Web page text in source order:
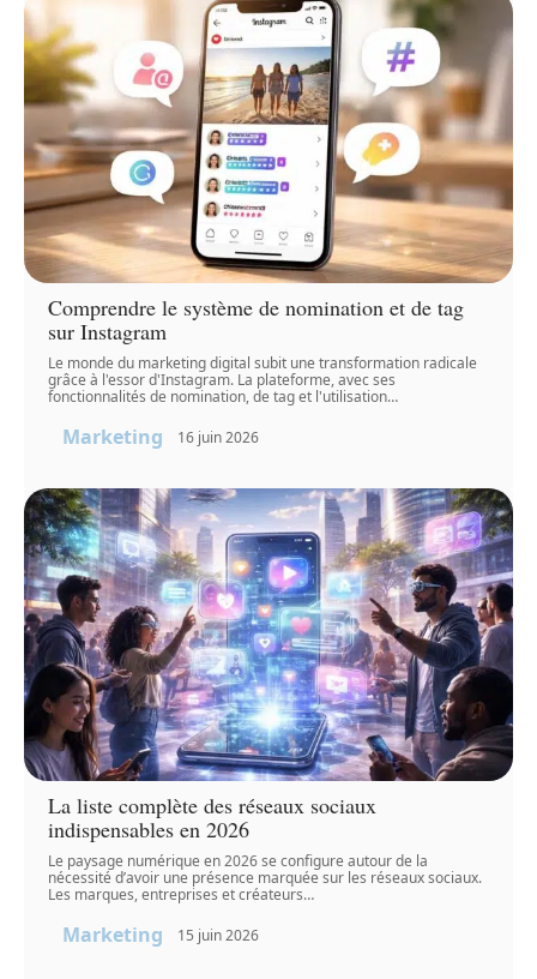
Comprendre le système de nomination et de tag
sur Instagram
Le monde du marketing digital subit une transformation radicale
grâce à l'essor d'Instagram. La plateforme, avec ses
fonctionnalités de nomination, de tag et l'utilisation…
Marketing 16 juin 2026
La liste complète des réseaux sociaux
indispensables en 2026
Le paysage numérique en 2026 se configure autour de la
nécessité d’avoir une présence marquée sur les réseaux sociaux.
Les marques, entreprises et créateurs…
Marketing 15 juin 2026